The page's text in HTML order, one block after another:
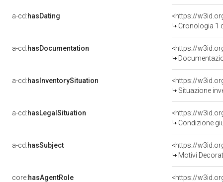
a-cd:hasDating
<https://
Cronologia 1
a-cd:hasDocumentation
a-cd:hasInventorySituation
<https://
Situazione
a-cd:hasLegalSituation
<https://
Condizione
a-cd:hasSubject
<https://
Motivi
core:hasAgentRole
<https://